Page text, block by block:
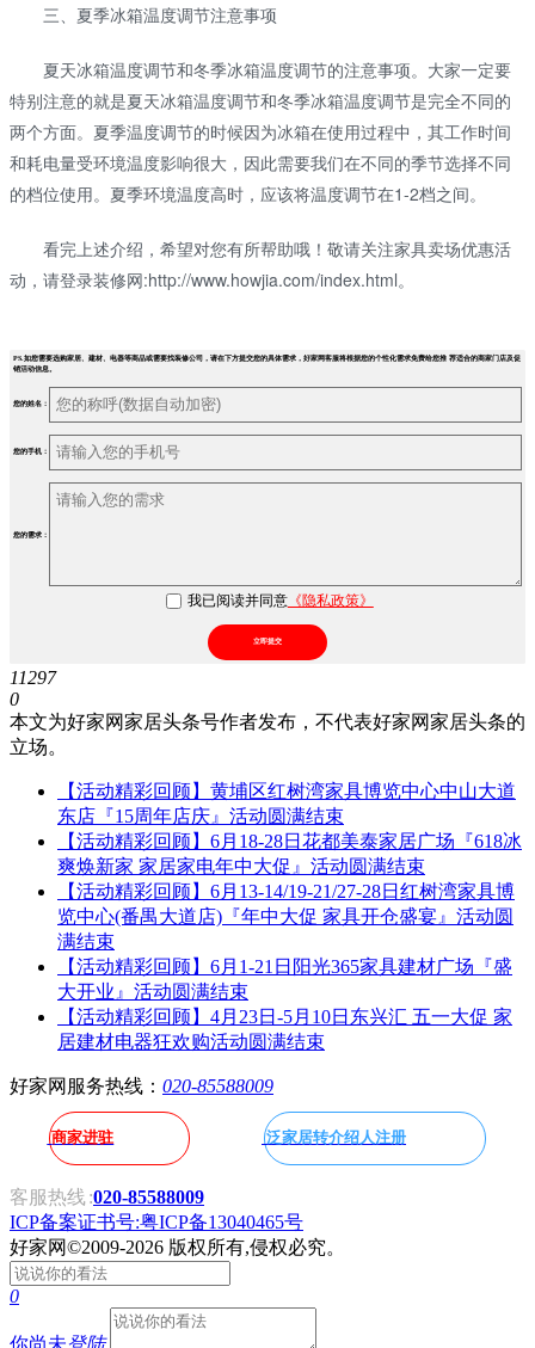
三、夏季冰箱温度调节注意事项
夏天冰箱温度调节和冬季冰箱温度调节的注意事项。大家一定要
特别注意的就是夏天冰箱温度调节和冬季冰箱温度调节是完全不同的
两个方面。夏季温度调节的时候因为冰箱在使用过程中，其工作时间
和耗电量受环境温度影响很大，因此需要我们在不同的季节选择不同
的档位使用。夏季环境温度高时，应该将温度调节在1-2档之间。
看完上述介绍，希望对您有所帮助哦！敬请关注家具卖场优惠活
动，请登录装修网:http://www.howjia.com/index.html。
PS.如您需要选购家居、建材、电器等商品或需要找装修公司，请在下方提交您的具体需求，好家网客服将根据您的个性化需求免费给您推 荐适合的商家门店及促
销活动信息。
您的姓名：
您的手机：
您的需求：
我已阅读并同意《隐私政策》
立即提交
11297
0
本文为好家网家居头条号作者发布，不代表好家网家居头条的
立场。
【活动精彩回顾】黄埔区红树湾家具博览中心中山大道
东店『15周年店庆』活动圆满结束
【活动精彩回顾】6月18-28日花都美泰家居广场『618冰
爽焕新家 家居家电年中大促』活动圆满结束
【活动精彩回顾】6月13-14/19-21/27-28日红树湾家具博
览中心(番禺大道店)『年中大促 家具开仓盛宴』活动圆
满结束
【活动精彩回顾】6月1-21日阳光365家具建材广场『盛
大开业』活动圆满结束
【活动精彩回顾】4月23日-5月10日东兴汇 五一大促 家
居建材电器狂欢购活动圆满结束
好家网服务热线： 020-85588009
商家进驻 泛家居转介绍人注册
客服热线 :020-85588009
ICP备案证书号:粤ICP备13040465号
好家网©2009-2026 版权所有,侵权必究。
0
你尚未登陆